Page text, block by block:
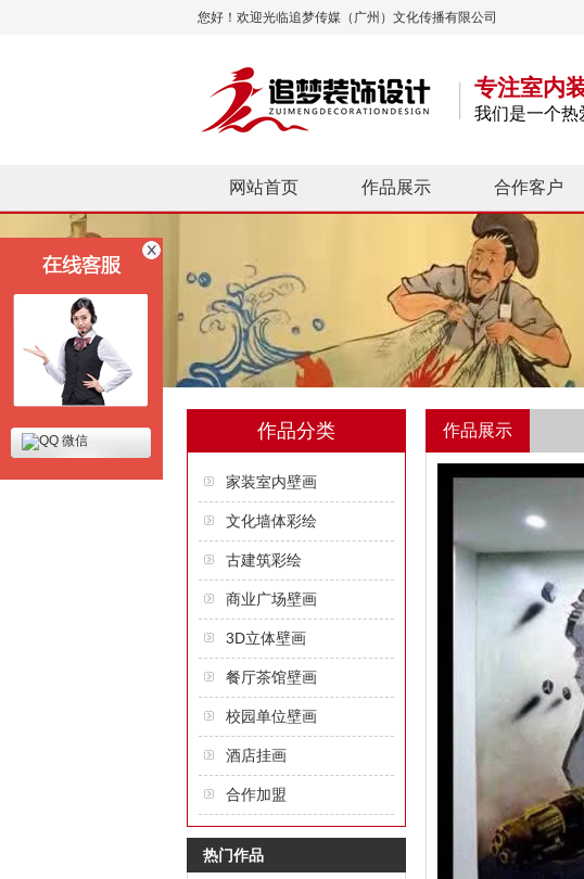
您好！欢迎光临追梦传媒（广州）文化传播有限公司
专注室内
我们是一个热
网站首页 作品展示 合作客户
作品分类
家装室内壁画
文化墙体彩绘
古建筑彩绘
商业广场壁画
3D立体壁画
餐厅茶馆壁画
校园单位壁画
酒店挂画
合作加盟
热门作品
作品展示
微信